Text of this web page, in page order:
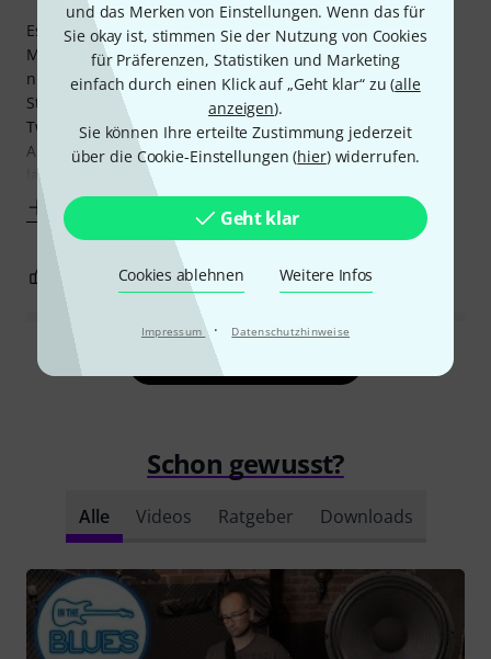
und das Merken von Einstellungen. Wenn das für
Sie okay ist, stimmen Sie der Nutzung von Cookies
für Präferenzen, Statistiken und Marketing
einfach durch einen Klick auf „Geht klar“ zu (alle
anzeigen).
Sie können Ihre erteilte Zustimmung jederzeit
über die Cookie-Einstellungen (hier) widerrufen.
Geht klar
Cookies ablehnen Weitere Infos
Impressum · Datenschutzhinweise
Es gibt vielleicht ein Amps, die eine bestimmte "knochige"
Mittenabbildung haben, mit denen sich der Swamp Thang
nicht so gut verträgt. Aber meine alten ENGLs (Jive &
Straight), Valvetech Hayseed, SLIGO Fender low powered
Twin Clone, Cream JTA 45 MKII und weitere hochwertige
Amps habe ich zusammen mit einem Sammler darüber
laufen lassen: einfach großartig, von
Mehr anzeigen
1 BEWERTUNG MELDEN
Alle Bewertungen lesen
Schon gewusst?
Alle Videos Ratgeber Downloads